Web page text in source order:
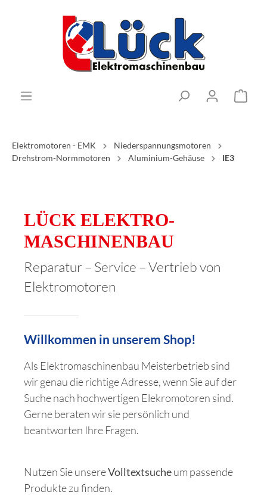
Elektromotoren - EMK
Niederspannungsmotoren
Drehstrom-Normmotoren
Aluminium-Gehäuse IE3
LÜCK ELEKTRO­
MASCHINENBAU
Reparatur – Service – Vertrieb von
Elektromotoren
Willkommen in unserem Shop!
Als Elektromaschinenbau Meister­betrieb sind
wir genau die richtige Adresse, wenn Sie auf der
Suche nach hochwertigen Elekromotoren sind.
Gerne beraten wir sie persönlich und
beantworten Ihre Fragen.
Nutzen Sie unsereVolltextsucheum passende
Produkte zu finden.